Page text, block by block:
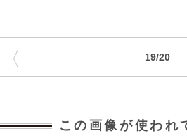
19/20
〈
この画像が使われ